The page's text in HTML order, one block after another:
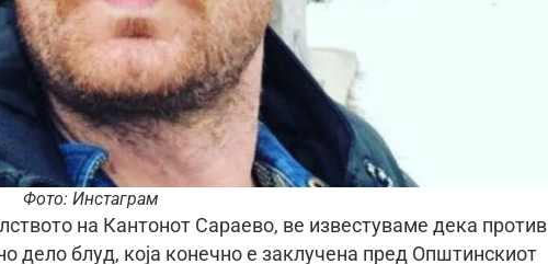
Фото: Инстаграм
на Кантонот Сараево, ве известуваме дека против
дело блуд, која конечно е заклучена пред Општинскиот